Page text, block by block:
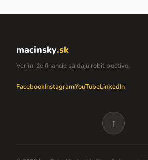
macinsky.sk
Verím, že financie sa dajú robiť poctivo.
FacebookInstagramYouTubeLinkedIn
↑